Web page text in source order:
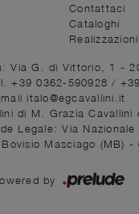
Contattaci
Cataloghi
Realizzazioni
Via G. di Vittorio, 1 -
+39 0362-590928/
italo@egcavallini.it
di M. Grazia Cavallini
Legale: Via
Masciago (MB) -
by